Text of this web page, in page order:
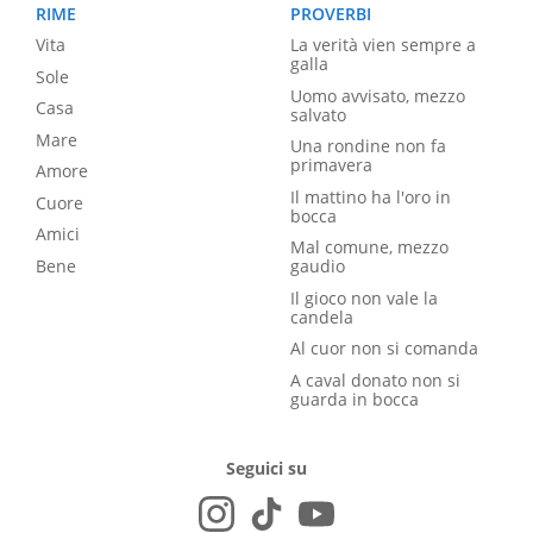
RIME
Vita
Sole
Casa
Mare
Amore
Cuore
Amici
Bene
PROVERBI
La verità vien sempre a
galla
Uomo avvisato, mezzo
salvato
Una rondine non fa
primavera
Il mattino ha l'oro in
bocca
Mal comune, mezzo
gaudio
Il gioco non vale la
candela
Al cuor non si comanda
A caval donato non si
guarda in bocca
Seguici su